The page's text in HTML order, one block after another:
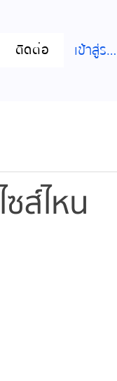
ติดต่อ เข้าสู่ระบบ
ส์ไหน